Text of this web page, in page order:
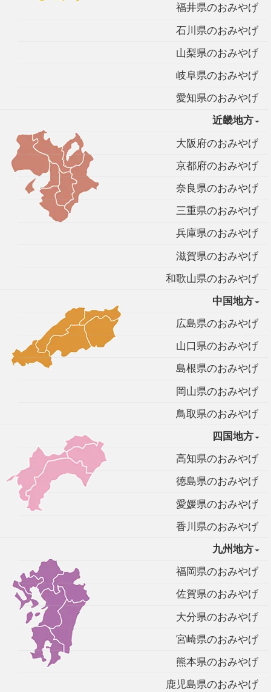
福井県のおみやげ
石川県のおみやげ
山梨県のおみやげ
岐阜県のおみやげ
愛知県のおみやげ
近畿地方
大阪府のおみやげ
京都府のおみやげ
奈良県のおみやげ
三重県のおみやげ
兵庫県のおみやげ
滋賀県のおみやげ
和歌山県のおみやげ
中国地方
広島県のおみやげ
山口県のおみやげ
島根県のおみやげ
岡山県のおみやげ
鳥取県のおみやげ
四国地方
高知県のおみやげ
徳島県のおみやげ
愛媛県のおみやげ
香川県のおみやげ
九州地方
福岡県のおみやげ
佐賀県のおみやげ
大分県のおみやげ
宮崎県のおみやげ
熊本県のおみやげ
鹿児島県のおみやげ